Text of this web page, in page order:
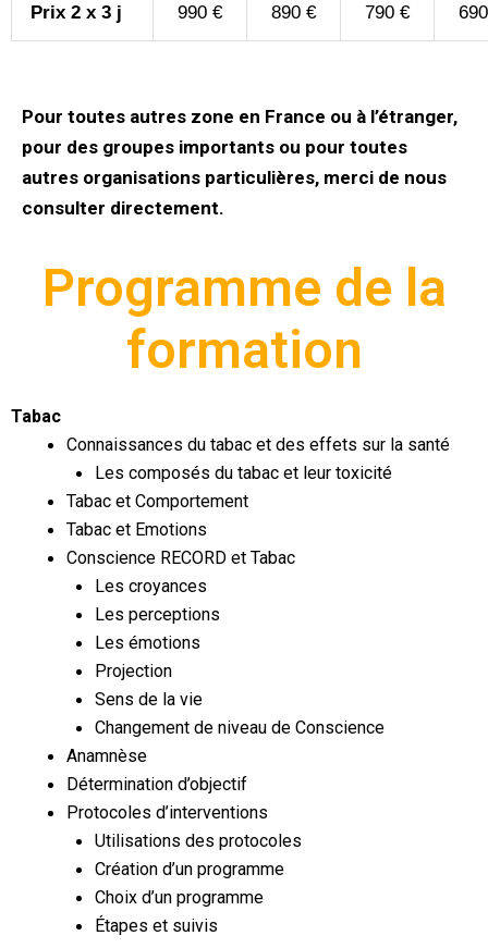
Prix 2 x 3 j 990 € 890 € 790 €
Pour toutes autres zone en France ou à l’étranger,
pour des groupes importants ou pour toutes
autres organisations particulières, merci de nous
consulter directement.
Programme de la
formation
Tabac
Connaissances du tabac et des effets sur la santé
Les composés du tabac et leur toxicité
Tabac et Comportement
Tabac et Emotions
Conscience RECORD et Tabac
Les croyances
Les perceptions
Les émotions
Projection
Sens de la vie
Changement de niveau de Conscience
Anamnèse
Détermination d’objectif
Protocoles d’interventions
Utilisations des protocoles
Création d’un programme
Choix d’un programme
Étapes et suivis